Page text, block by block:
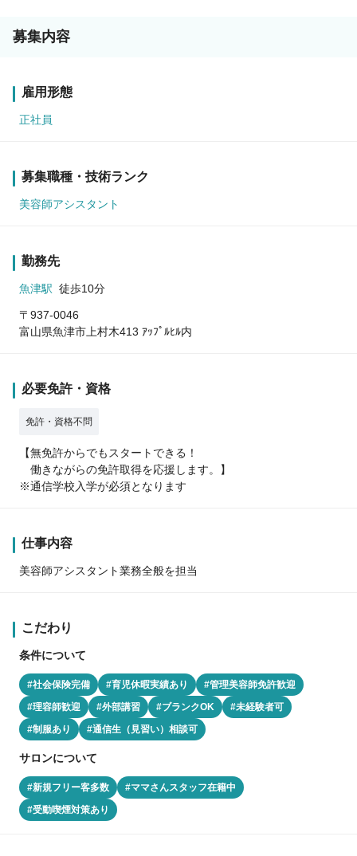
募集内容
雇用形態
正社員
募集職種・技術ランク
美容師アシスタント
勤務先
魚津駅 徒歩10分
〒937-0046
富山県魚津市上村木413 ｱｯﾌﾟﾙﾋﾙ内
必要免許・資格
免許・資格不問
【無免許からでもスタートできる！
働きながらの免許取得を応援します。】
※通信学校入学が必須となります
仕事内容
美容師アシスタント業務全般を担当
こだわり
条件について
#社会保険完備 #育児休暇実績あり
#管理美容師免許歓迎
#理容師歓迎
#外部講習 #ブランクOK
#未経験者可
#制服あり
#通信生（見習い）相談可
サロンについて
#新規フリー客多数
#ママさんスタッフ在籍中
#受動喫煙対策あり